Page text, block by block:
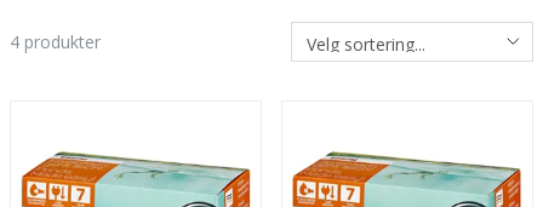
4 produkter